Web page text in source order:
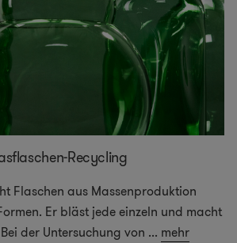
Recycling
Flaschen aus Massenproduktion
Er bläst jede einzeln und macht
der Untersuchung von ... mehr